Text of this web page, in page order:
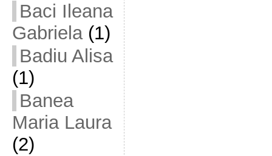
Baci Ileana
Gabriela(1)
Badiu Alisa
(1)
Banea
Maria Laura
(2)